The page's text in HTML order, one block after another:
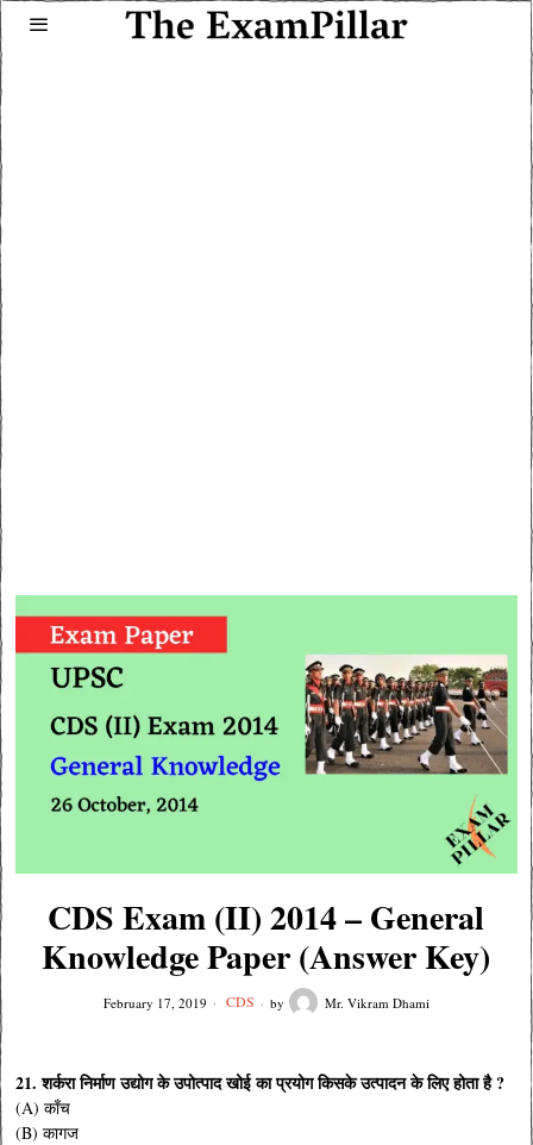
CDS Exam (II) 2014 – General
Knowledge Paper (Answer Key)
February 17, 2019 CDS by Mr. Vikram Dhami
21. शर्करा निर्माण उद्योग के उपोत्पाद खोई का प्रयोग किसके उत्पादन के लिए होता है ?
(A) काँच
(B) कागज